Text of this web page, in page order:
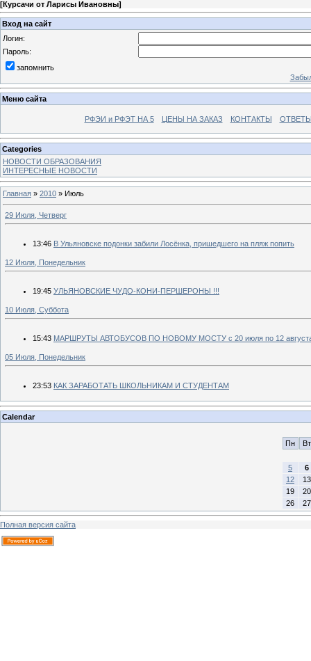
[Курсачи от Ларисы Ивановны]
Вход на сайт
Логин:
Пароль:
запомнить
Меню сайта
РФЭИ и РФЭТ НА 5 ЦЕНЫ НА ЗАКАЗ КОНТАКТЫ
Categories
НОВОСТИ ОБРАЗОВАНИЯ
ИНТЕРЕСНЫЕ НОВОСТИ
Главная » 2010 » Июль
29 Июля, Четверг
13:46 В Ульяновске подонки забили Лосёнка, пришедшего на пляж попить
12 Июля, Понедельник
19:45 УЛЬЯНОВСКИЕ ЧУДО-КОНИ-ПЕРШЕРОНЫ !!!
10 Июля, Суббота
15:43 МАРШРУТЫ АВТОБУСОВ ПО НОВОМУ МОСТУ с 20 июля по 12
05 Июля, Понедельник
23:53 КАК ЗАРАБОТАТЬ ШКОЛЬНИКАМ И СТУДЕНТАМ
Calendar
Пн Вт
5
6
12
13
19
20
26
27
Полная версия сайта